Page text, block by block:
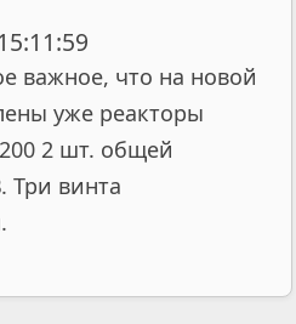
важное, что на новой
уже реакторы
2 шт. общей
винта